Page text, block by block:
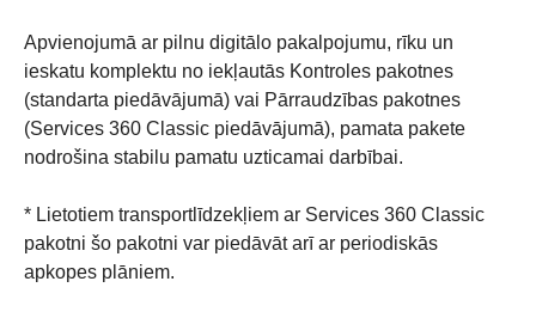
Apvienojumā ar pilnu digitālo pakalpojumu, rīku un
ieskatu komplektu no iekļautās Kontroles pakotnes
(standarta piedāvājumā) vai Pārraudzības pakotnes
(Services 360 Classic piedāvājumā), pamata pakete
nodrošina stabilu pamatu uzticamai darbībai.
* Lietotiem transportlīdzekļiem ar Services 360 Classic
pakotni šo pakotni var piedāvāt arī ar periodiskās
apkopes plāniem.